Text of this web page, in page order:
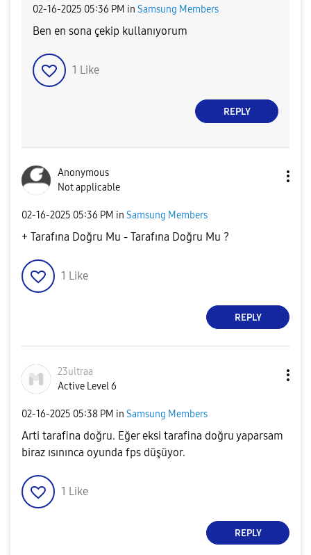
‎02-16-2025 05:36 PM in Samsung Members
Ben en sona çekip kullanıyorum
1 Like
REPLY
Anonymous
Not applicable
‎02-16-2025 05:36 PM in Samsung Members
+ Tarafına Doğru Mu - Tarafına Doğru Mu ?
1 Like
REPLY
23ultraa
Active Level 6
‎02-16-2025 05:38 PM in Samsung Members
Arti tarafina doğru. Eğer eksi tarafina doğru yaparsam
biraz ısınınca oyunda fps düşüyor.
1 Like
REPLY